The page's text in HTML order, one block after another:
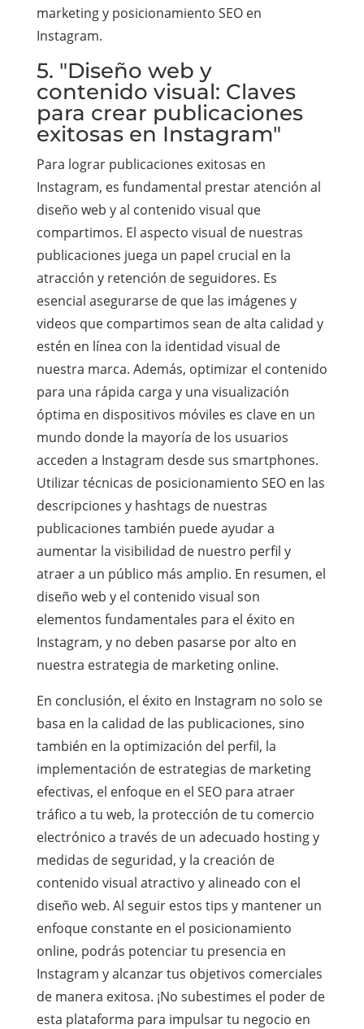
marketing y posicionamiento SEO en
Instagram.
5. "Diseño web y
contenido visual: Claves
para crear publicaciones
exitosas en Instagram"
Para lograr publicaciones exitosas en
Instagram, es fundamental prestar atención al
diseño web y al contenido visual que
compartimos. El aspecto visual de nuestras
publicaciones juega un papel crucial en la
atracción y retención de seguidores. Es
esencial asegurarse de que las imágenes y
videos que compartimos sean de alta calidad y
estén en línea con la identidad visual de
nuestra marca. Además, optimizar el contenido
para una rápida carga y una visualización
óptima en dispositivos móviles es clave en un
mundo donde la mayoría de los usuarios
acceden a Instagram desde sus smartphones.
Utilizar técnicas de posicionamiento SEO en las
descripciones y hashtags de nuestras
publicaciones también puede ayudar a
aumentar la visibilidad de nuestro perfil y
atraer a un público más amplio. En resumen, el
diseño web y el contenido visual son
elementos fundamentales para el éxito en
Instagram, y no deben pasarse por alto en
nuestra estrategia de marketing online.
En conclusión, el éxito en Instagram no solo se
basa en la calidad de las publicaciones, sino
también en la optimización del perfil, la
implementación de estrategias de marketing
efectivas, el enfoque en el SEO para atraer
tráfico a tu web, la protección de tu comercio
electrónico a través de un adecuado hosting y
medidas de seguridad, y la creación de
contenido visual atractivo y alineado con el
diseño web. Al seguir estos tips y mantener un
enfoque constante en el posicionamiento
online, podrás potenciar tu presencia en
Instagram y alcanzar tus objetivos comerciales
de manera exitosa. ¡No subestimes el poder de
esta plataforma para impulsar tu negocio en